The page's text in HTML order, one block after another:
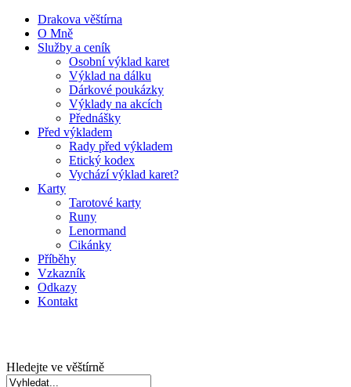
Drakova věštírna
O Mně
Služby a ceník
Osobní výklad karet
Výklad na dálku
Dárkové poukázky
Výklady na akcích
Přednášky
Před výkladem
Rady před výkladem
Etický kodex
Vychází výklad karet?
Karty
Tarotové karty
Runy
Lenormand
Cikánky
Příběhy
Vzkazník
Odkazy
Kontakt
Hledejte ve věštírně